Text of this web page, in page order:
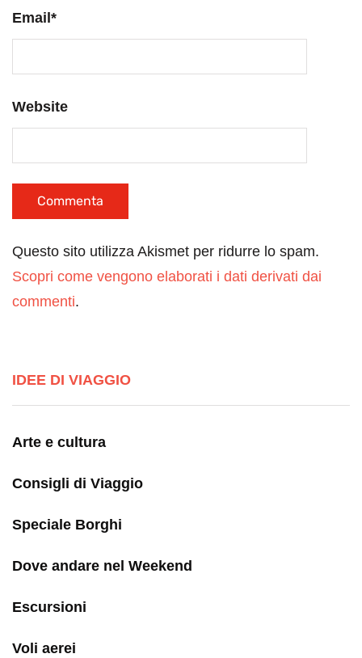
Email *
Website
Questo sito utilizza Akismet per ridurre lo spam.
Scopri come vengono elaborati i dati derivati dai
commenti.
IDEE DI VIAGGIO
Arte e cultura
Consigli di Viaggio
Speciale Borghi
Dove andare nel Weekend
Escursioni
Voli aerei